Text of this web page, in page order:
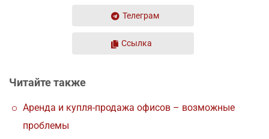
Телеграм
Ссылка
Читайте также
Аренда и купля-продажа офисов – возможные
проблемы